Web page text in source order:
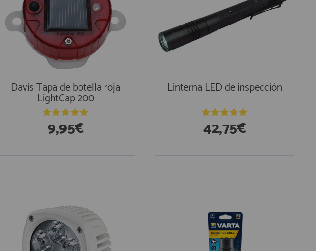
Davis Tapa de botella roja
LightCap 200
9,95€
Linterna LED de inspección
42,75€